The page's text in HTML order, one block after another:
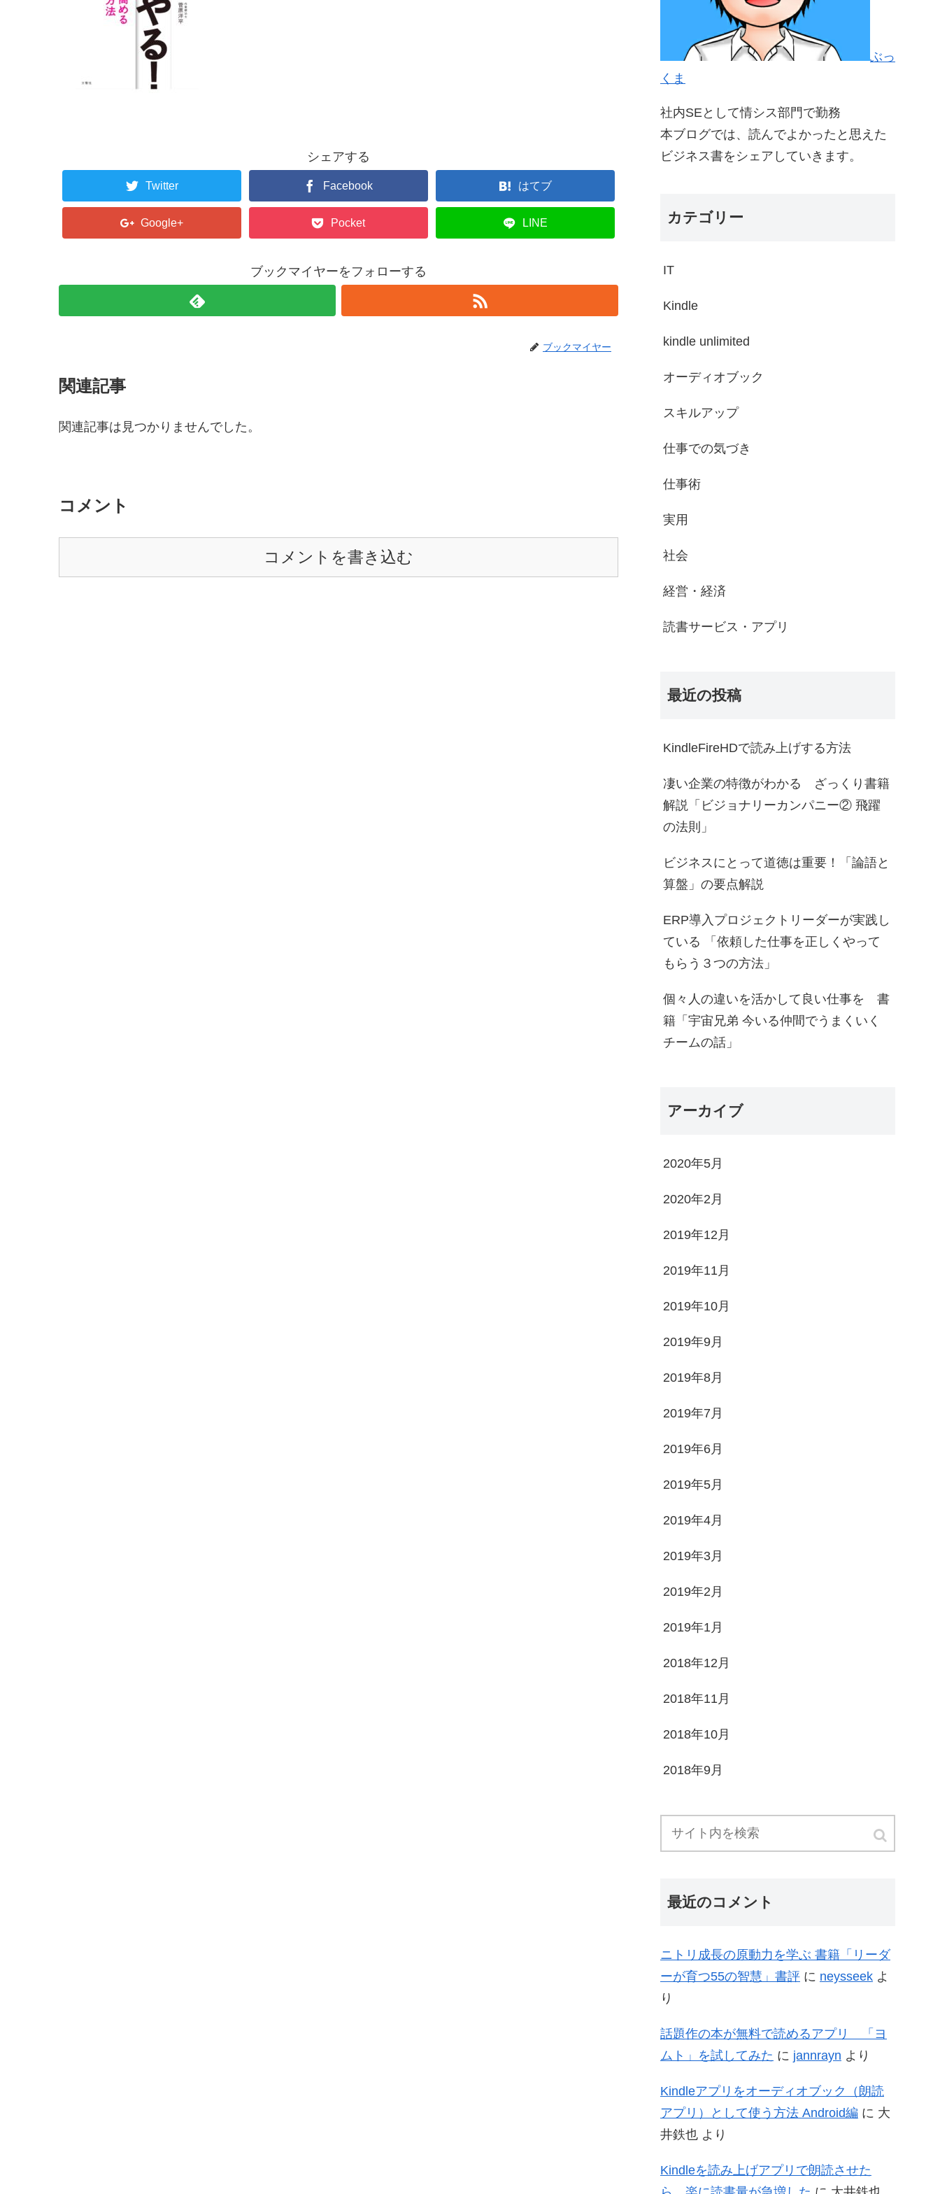
シェアする
Twitter Facebook はてブ
Google+ Pocket LINE
ブックマイヤーをフォローする
ブックマイヤー
関連記事
関連記事は見つかりませんでした。
コメント
コメントを書き込む
ぶっ
くま
社内SEとして情シス部門で勤務
本ブログでは、読んでよかったと思えた
ビジネス書をシェアしていきます。
カテゴリー
IT
Kindle
kindle unlimited
オーディオブック
スキルアップ
仕事での気づき
仕事術
実用
社会
経営・経済
読書サービス・アプリ
最近の投稿
KindleFireHDで読み上げする方法
凄い企業の特徴がわかる ざっくり書籍
解説「ビジョナリーカンパニー② 飛躍
の法則」
ビジネスにとって道徳は重要！「論語と
算盤」の要点解説
ERP導入プロジェクトリーダーが実践し
ている 「依頼した仕事を正しくやって
もらう３つの方法」
個々人の違いを活かして良い仕事を 書
籍「宇宙兄弟 今いる仲間でうまくいく
チームの話」
アーカイブ
2020年5月
2020年2月
2019年12月
2019年11月
2019年10月
2019年9月
2019年8月
2019年7月
2019年6月
2019年5月
2019年4月
2019年3月
2019年2月
2019年1月
2018年12月
2018年11月
2018年10月
2018年9月
最近のコメント
ニトリ成長の原動力を学ぶ 書籍「リーダ
ーが育つ55の智慧」書評 に neysseek よ
り
話題作の本が無料で読めるアプリ 「ヨ
ムト」を試してみた に jannrayn より
Kindleアプリをオーディオブック（朗読
アプリ）として使う方法 Android編 に 大
井鉄也 より
Kindleを読み上げアプリで朗読させた